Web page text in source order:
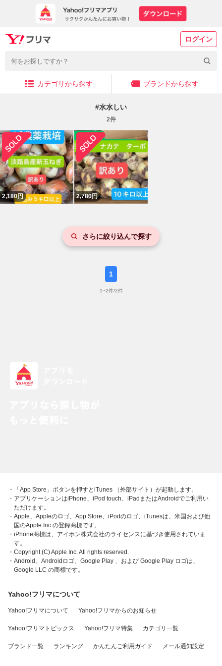
ログイン
カテゴリから探す ブランドから探す
#水水しい
2件
2,180円 2,780円
さらに絞り込んで探す
1
1~2件/2件
・「App Store」ボタンを押すとiTunes （外部サイト）が起動します。
・アプリケーションはiPhone、iPod touch、iPadまたはAndroidでご利用い
ただけます。
・Apple、Appleのロゴ、App Store、iPodのロゴ、iTunesは、米国および他
国のApple Inc.の登録商標です。
・iPhone商標は、アイホン株式会社のライセンスに基づき使用されていま
す。
・Copyright (C) Apple Inc. All rights reserved.
・Android、Androidロゴ、Google Play 、および Google Play ロゴは、
Google LLC の商標です。
Yahoo!フリマについて
Yahoo!フリマについて Yahoo!フリマからのお知らせ
Yahoo!フリマトピックス Yahoo!フリマ特集 カテゴリ一覧
ブランド一覧 ランキング かんたんご利用ガイド メール通知設定